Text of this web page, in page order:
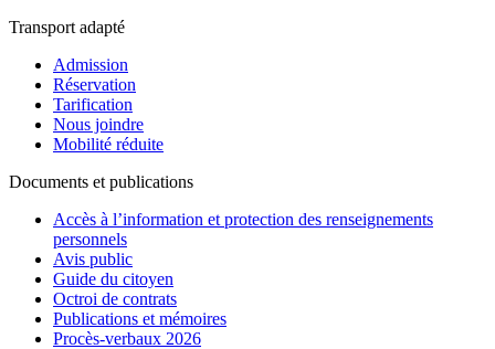
Transport adapté
Admission
Réservation
Tarification
Nous joindre
Mobilité réduite
Documents et publications
Accès à l’information et protection des renseignements
personnels
Avis public
Guide du citoyen
Octroi de contrats
Publications et mémoires
Procès-verbaux 2026